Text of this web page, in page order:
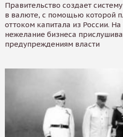
Правительство создает
в валюте, с помощью которой
оттоком капитала из России.
нежелание бизнеса
предупреждениям власти